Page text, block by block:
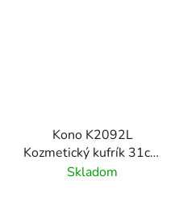
Kono K2092L
Kozmetický kufrík 31cm
Modrý Polypropylen
Skladom